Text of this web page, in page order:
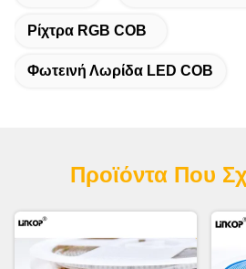
Ρίχτρα RGB COB
Φωτεινή Λωρίδα LED COB
Προϊόντα Που